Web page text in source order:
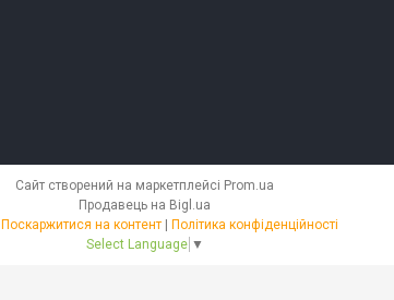
Сайт створений на маркетплейсі Prom.ua
Продавець на Bigl.ua
Поскаржитися на контент | Політика конфіденційності
Select Language ▼